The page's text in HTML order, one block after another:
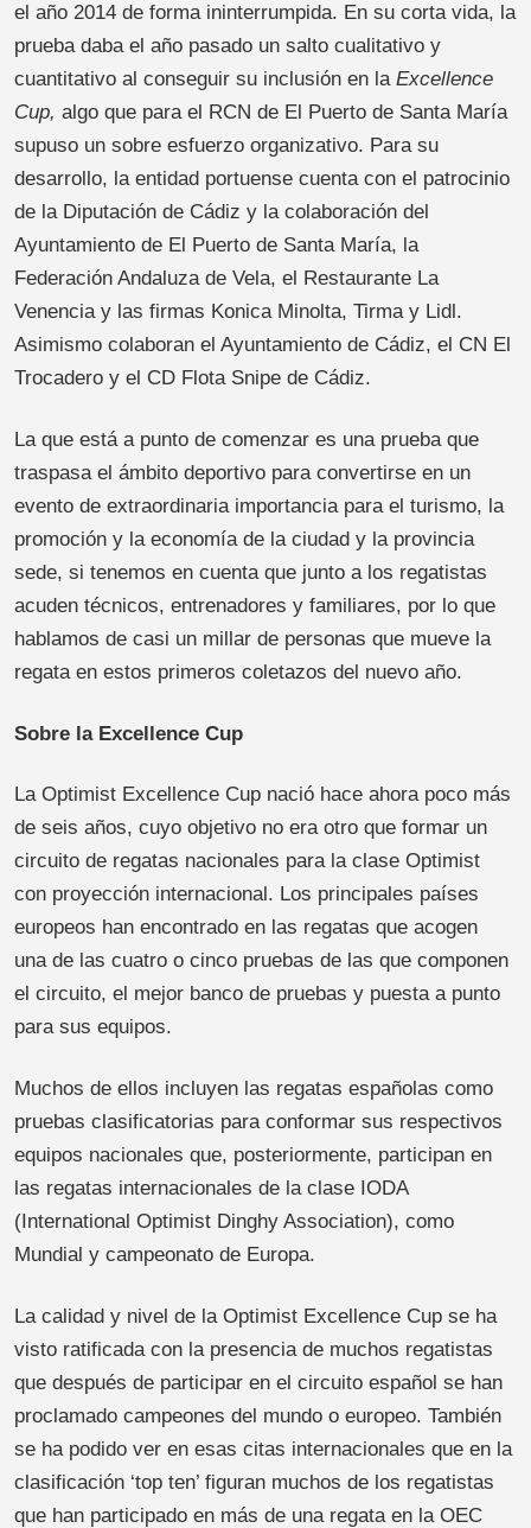
el año 2014 de forma ininterrumpida. En su corta vida, la
prueba daba el año pasado un salto cualitativo y
cuantitativo al conseguir su inclusión en la Excellence
Cup, algo que para el RCN de El Puerto de Santa María
supuso un sobre esfuerzo organizativo. Para su
desarrollo, la entidad portuense cuenta con el patrocinio
de la Diputación de Cádiz y la colaboración del
Ayuntamiento de El Puerto de Santa María, la
Federación Andaluza de Vela, el Restaurante La
Venencia y las firmas Konica Minolta, Tirma y Lidl.
Asimismo colaboran el Ayuntamiento de Cádiz, el CN El
Trocadero y el CD Flota Snipe de Cádiz.
La que está a punto de comenzar es una prueba que
traspasa el ámbito deportivo para convertirse en un
evento de extraordinaria importancia para el turismo, la
promoción y la economía de la ciudad y la provincia
sede, si tenemos en cuenta que junto a los regatistas
acuden técnicos, entrenadores y familiares, por lo que
hablamos de casi un millar de personas que mueve la
regata en estos primeros coletazos del nuevo año.
Sobre la Excellence Cup
La Optimist Excellence Cup nació hace ahora poco más
de seis años, cuyo objetivo no era otro que formar un
circuito de regatas nacionales para la clase Optimist
con proyección internacional. Los principales países
europeos han encontrado en las regatas que acogen
una de las cuatro o cinco pruebas de las que componen
el circuito, el mejor banco de pruebas y puesta a punto
para sus equipos.
Muchos de ellos incluyen las regatas españolas como
pruebas clasificatorias para conformar sus respectivos
equipos nacionales que, posteriormente, participan en
las regatas internacionales de la clase IODA
(International Optimist Dinghy Association), como
Mundial y campeonato de Europa.
La calidad y nivel de la Optimist Excellence Cup se ha
visto ratificada con la presencia de muchos regatistas
que después de participar en el circuito español se han
proclamado campeones del mundo o europeo. También
se ha podido ver en esas citas internacionales que en la
clasificación ‘top ten’ figuran muchos de los regatistas
que han participado en más de una regata en la OEC